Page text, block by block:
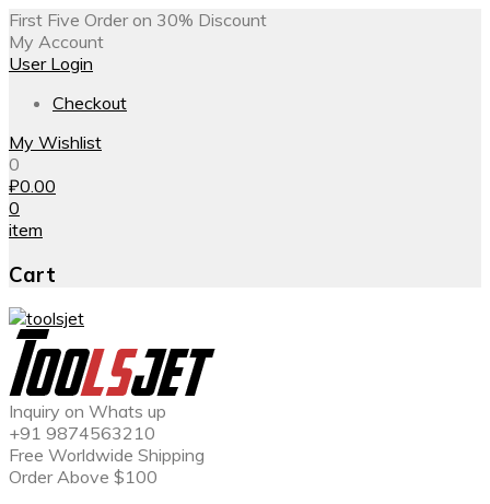
First Five Order on 30% Discount
My Account
User Login
Checkout
My Wishlist
0
₽0.00
0
item
Cart
Inquiry on Whats up
+91 9874563210
Free Worldwide Shipping
Order Above $100